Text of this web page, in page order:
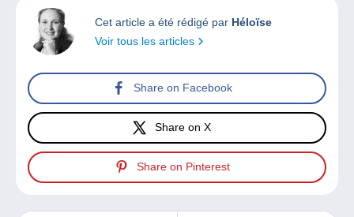
Cet article a été rédigé par Héloïse
Voir tous les articles
Share on Facebook
Share on X
Share on Pinterest